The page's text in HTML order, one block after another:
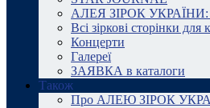
АЛЕЯ ЗІРОК УКРАЇНИ:
Всі зіркові сторінки для
Концерти
Галереї
ЗАЯВКА в каталоги
Також
Про АЛЕЮ ЗІРОК